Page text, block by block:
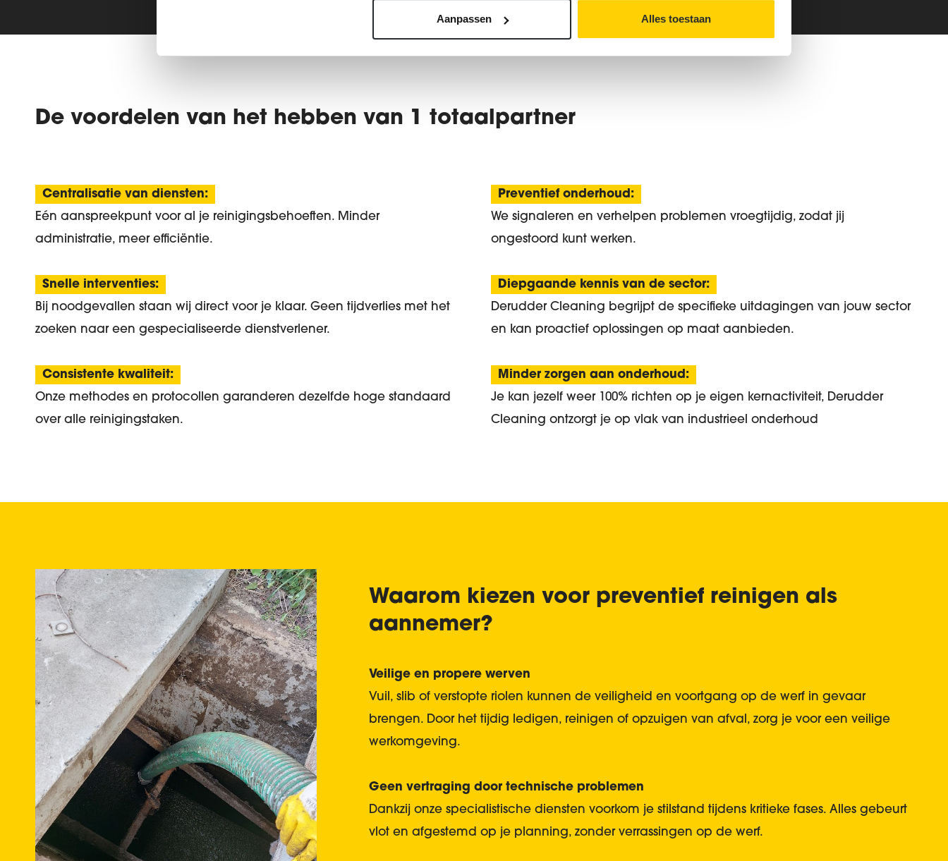
Aanpassen Alles toestaan
De voordelen van het hebben van 1 totaalpartner
Centralisatie van diensten:
Eén aanspreekpunt voor al je reinigingsbehoeften. Minder
administratie, meer efficiëntie.
Snelle interventies:
Bij noodgevallen staan wij direct voor je klaar. Geen tijdverlies met het
zoeken naar een gespecialiseerde dienstverlener.
Consistente kwaliteit:
Onze methodes en protocollen garanderen dezelfde hoge standaard
over alle reinigingstaken.
Preventief onderhoud:
We signaleren en verhelpen problemen vroegtijdig, zodat jij
ongestoord kunt werken.
Diepgaande kennis van de sector:
Derudder Cleaning begrijpt de specifieke uitdagingen van jouw sector
en kan proactief oplossingen op maat aanbieden.
Minder zorgen aan onderhoud:
Je kan jezelf weer 100% richten op je eigen kernactiviteit, Derudder
Cleaning ontzorgt je op vlak van industrieel onderhoud
Waarom kiezen voor preventief reinigen als
aannemer?
Veilige en propere werven
Vuil, slib of verstopte riolen kunnen de veiligheid en voortgang op de werf in gevaar
brengen. Door het tijdig ledigen, reinigen of opzuigen van afval, zorg je voor een veilige
werkomgeving.
Geen vertraging door technische problemen
Dankzij onze specialistische diensten voorkom je stilstand tijdens kritieke fases. Alles gebeurt
vlot en afgestemd op je planning, zonder verrassingen op de werf.